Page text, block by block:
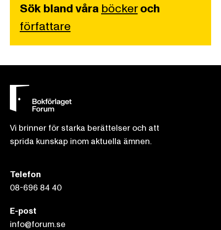
Sök bland våra böckeroch
författare
Vi brinner för starka berättelser och att
sprida kunskap inom aktuella ämnen.
Telefon
08-696 84 40
E-post
info@forum.se